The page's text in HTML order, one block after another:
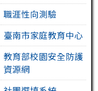
職涯性向測驗
臺南市家庭教育中心
教育部校園安全防護
資源網